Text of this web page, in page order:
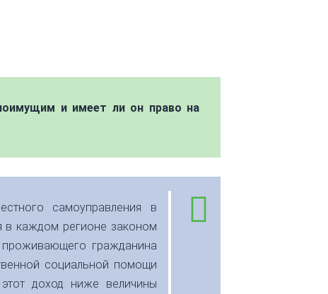
и имеет ли он право на
самоуправления в
в каждом регионе законом
проживающего гражданина
социальной помощи
доход ниже величины